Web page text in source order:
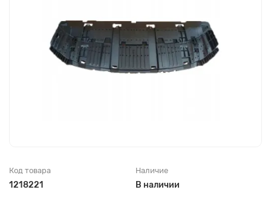
Код товара
1218221
Наличие
В наличии